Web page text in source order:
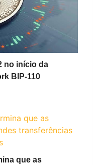
no início da
BIP-110
que as